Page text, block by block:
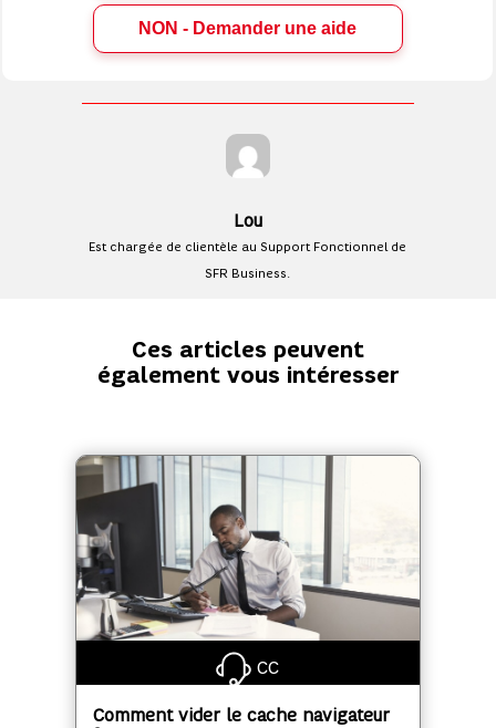
Lou
Est chargée de clientèle au Support Fonctionnel de
SFR Business.
Ces articles peuvent
également vous intéresser
CC
Comment vider le cache navigateur